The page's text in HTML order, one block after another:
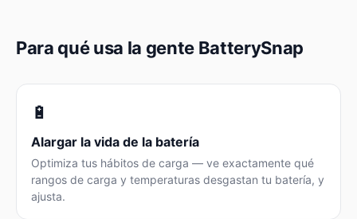
Para qué usa la gente BatterySnap
🔋
Alargar la vida de la batería
Optimiza tus hábitos de carga — ve exactamente qué
rangos de carga y temperaturas desgastan tu batería, y
ajusta.